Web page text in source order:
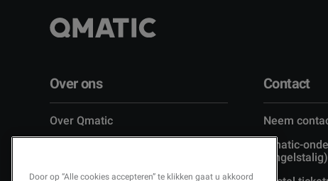
Over ons
Over Qmatic
Contact
Neem
Qmatic-
(Engelstalig)
Door op “Alle cookies accepteren” te klikken gaat u akkoord